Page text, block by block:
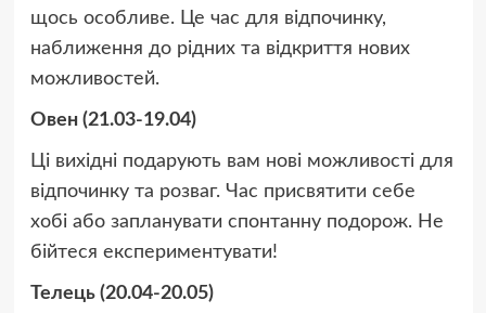
щось особливе. Це час для відпочинку,
наближення до рідних та відкриття нових
можливостей.
Овен (21.03-19.04)
Ці вихідні подарують вам нові можливості для
відпочинку та розваг. Час присвятити себе
хобі або запланувати спонтанну подорож. Не
бійтеся експериментувати!
Телець (20.04-20.05)